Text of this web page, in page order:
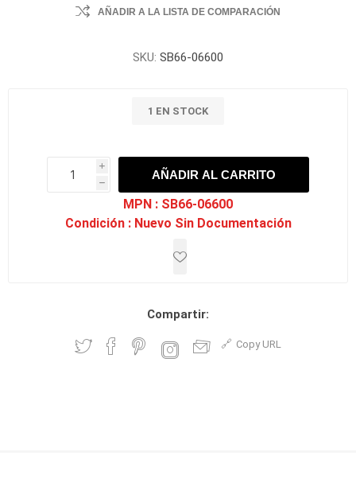
AÑADIR A LA LISTA DE COMPARACIÓN
SKU: SB66-06600
1 EN STOCK
i
h
h
AÑADIR AL CARRITO
MPN : SB66-06600
Condición : Nuevo Sin Documentación
Compartir:
Copy URL